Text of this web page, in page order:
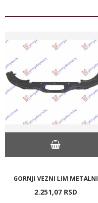
GORNJI VEZNI LIM METALNI
2.251,07 RSD